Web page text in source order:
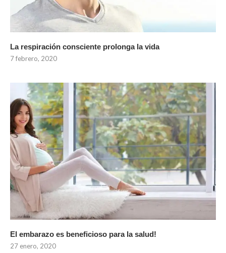
La respiración consciente prolonga la vida
7 febrero, 2020
El embarazo es beneficioso para la salud!
27 enero, 2020